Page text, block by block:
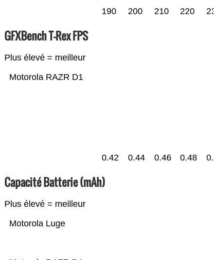
190 200 210 220
GFXBench T-Rex FPS
Plus élevé = meilleur
Motorola RAZR D1
0.42 0.44 0.46 0.48 0.5
Capacité Batterie (mAh)
Plus élevé = meilleur
Motorola Luge